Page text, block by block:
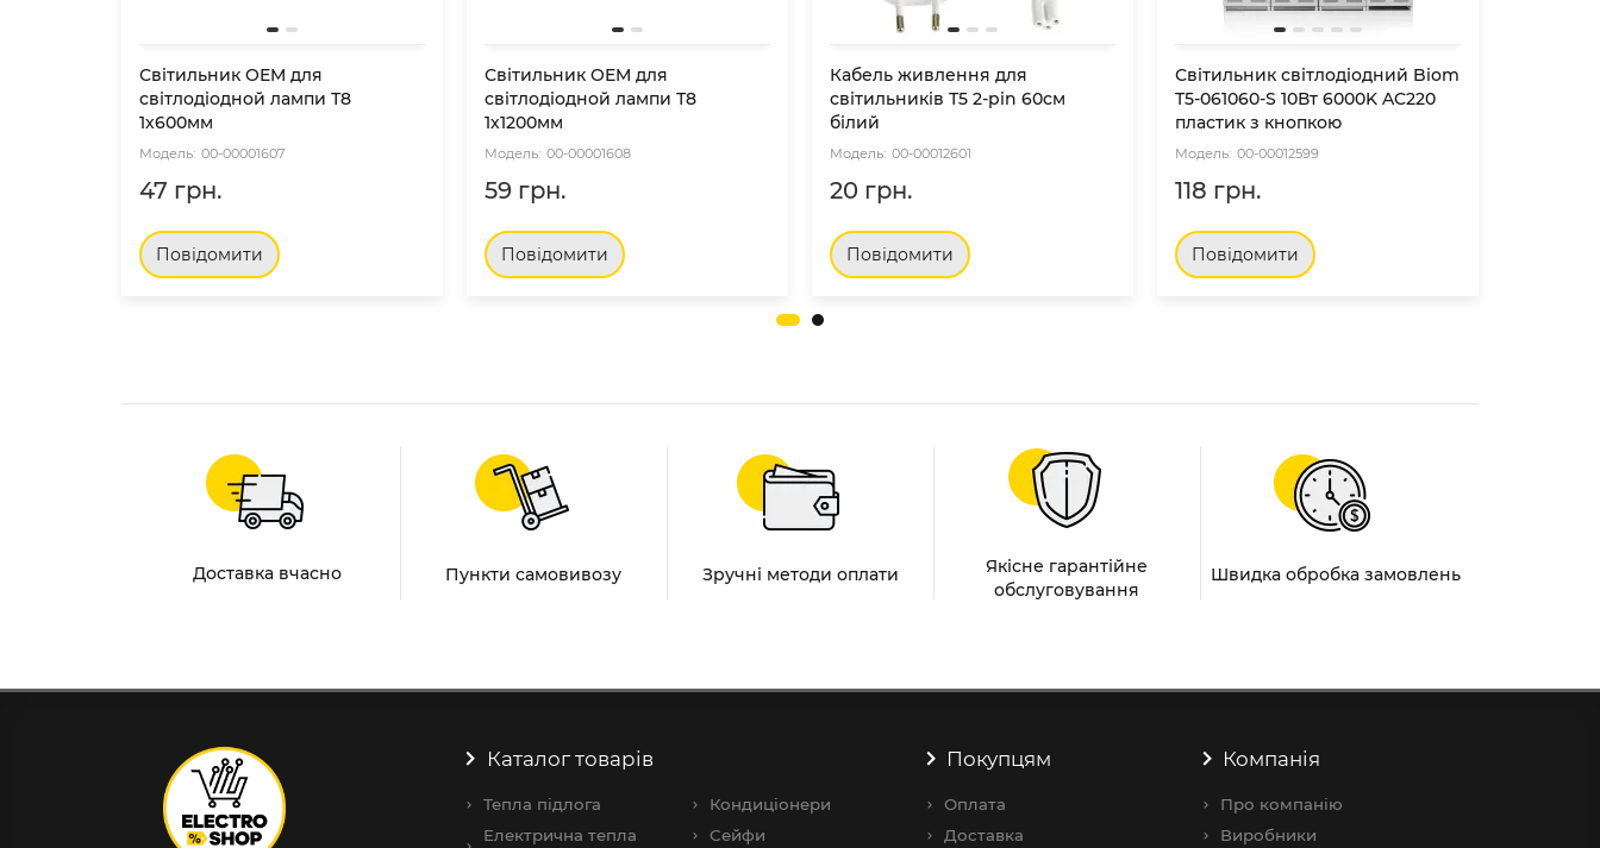
Світильник OEM для
світлодіодной лампи Т8
1х600мм
00-00001607
47 грн.
Повідомити
Світильник OEM для
світлодіодной лампи Т8
1х1200мм
00-00001608
59 грн.
Повідомити
Кабель живлення для
світильників Т5 2-pin 60см
білий
00-00012601
20 грн.
Повідомити
Світильник світлодіодний Biom
T5-061060-S 10Вт 6000K AC220
пластик з кнопкою
00-00012599
118 грн.
Повідомити
Доставка вчасно Пункти самовивозу Зручні методи оплати
Якісне гарантійне
обслуговування
Швидка обробка замовлень
Каталог товарів
Тепла підлога
Електрична тепла
Кондиціонери
Сейфи
Покупцям
Оплата
Доставка
Компанія
Про компанію
Виробники